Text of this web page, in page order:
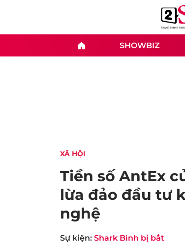
SHOWBIZ
XÃ HỘI
Tiền số AntEx
lừa đảo đầu tư
nghệ
Sự kiện: Shark Bình bị bắt